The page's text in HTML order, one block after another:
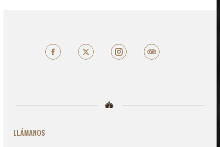
FacebookX TripAdvisor
LLÁMANOS